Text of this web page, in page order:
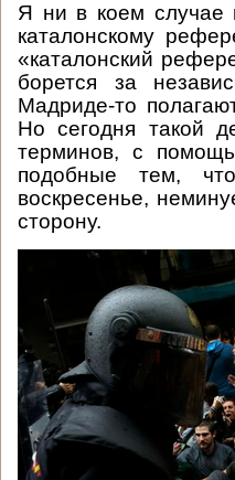
Я ни в коем случае
каталонскому
«каталонский
борется за
Мадриде-то
Но сегодня такой
терминов, с
подобные тем,
воскресенье,
сторону.